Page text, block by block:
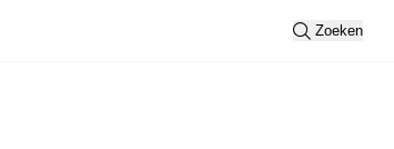
Zoeken